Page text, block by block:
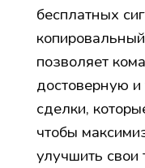
бесплатных
позволяет
достоверную
сделки,
чтобы
улучшить свои